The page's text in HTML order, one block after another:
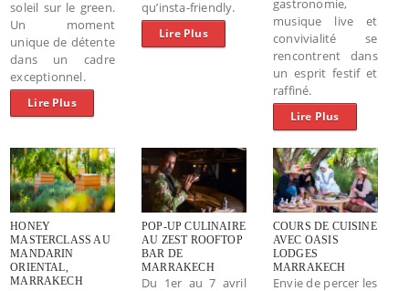
soleil sur le green.
Un moment
unique de détente
dans un cadre
exceptionnel.
Lire Plus
qu’insta-friendly.
Lire Plus
gastronomie,
musique live et
convivialité se
rencontrent dans
un esprit festif et
raffiné.
Lire Plus
HONEY
MASTERCLASS AU
MANDARIN
ORIENTAL,
MARRAKECH
POP-UP CULINAIRE
AU ZEST ROOFTOP
BAR DE
MARRAKECH
Du 1er au 7 avril
COURS DE CUISINE
AVEC OASIS
LODGES
MARRAKECH
Envie de percer les